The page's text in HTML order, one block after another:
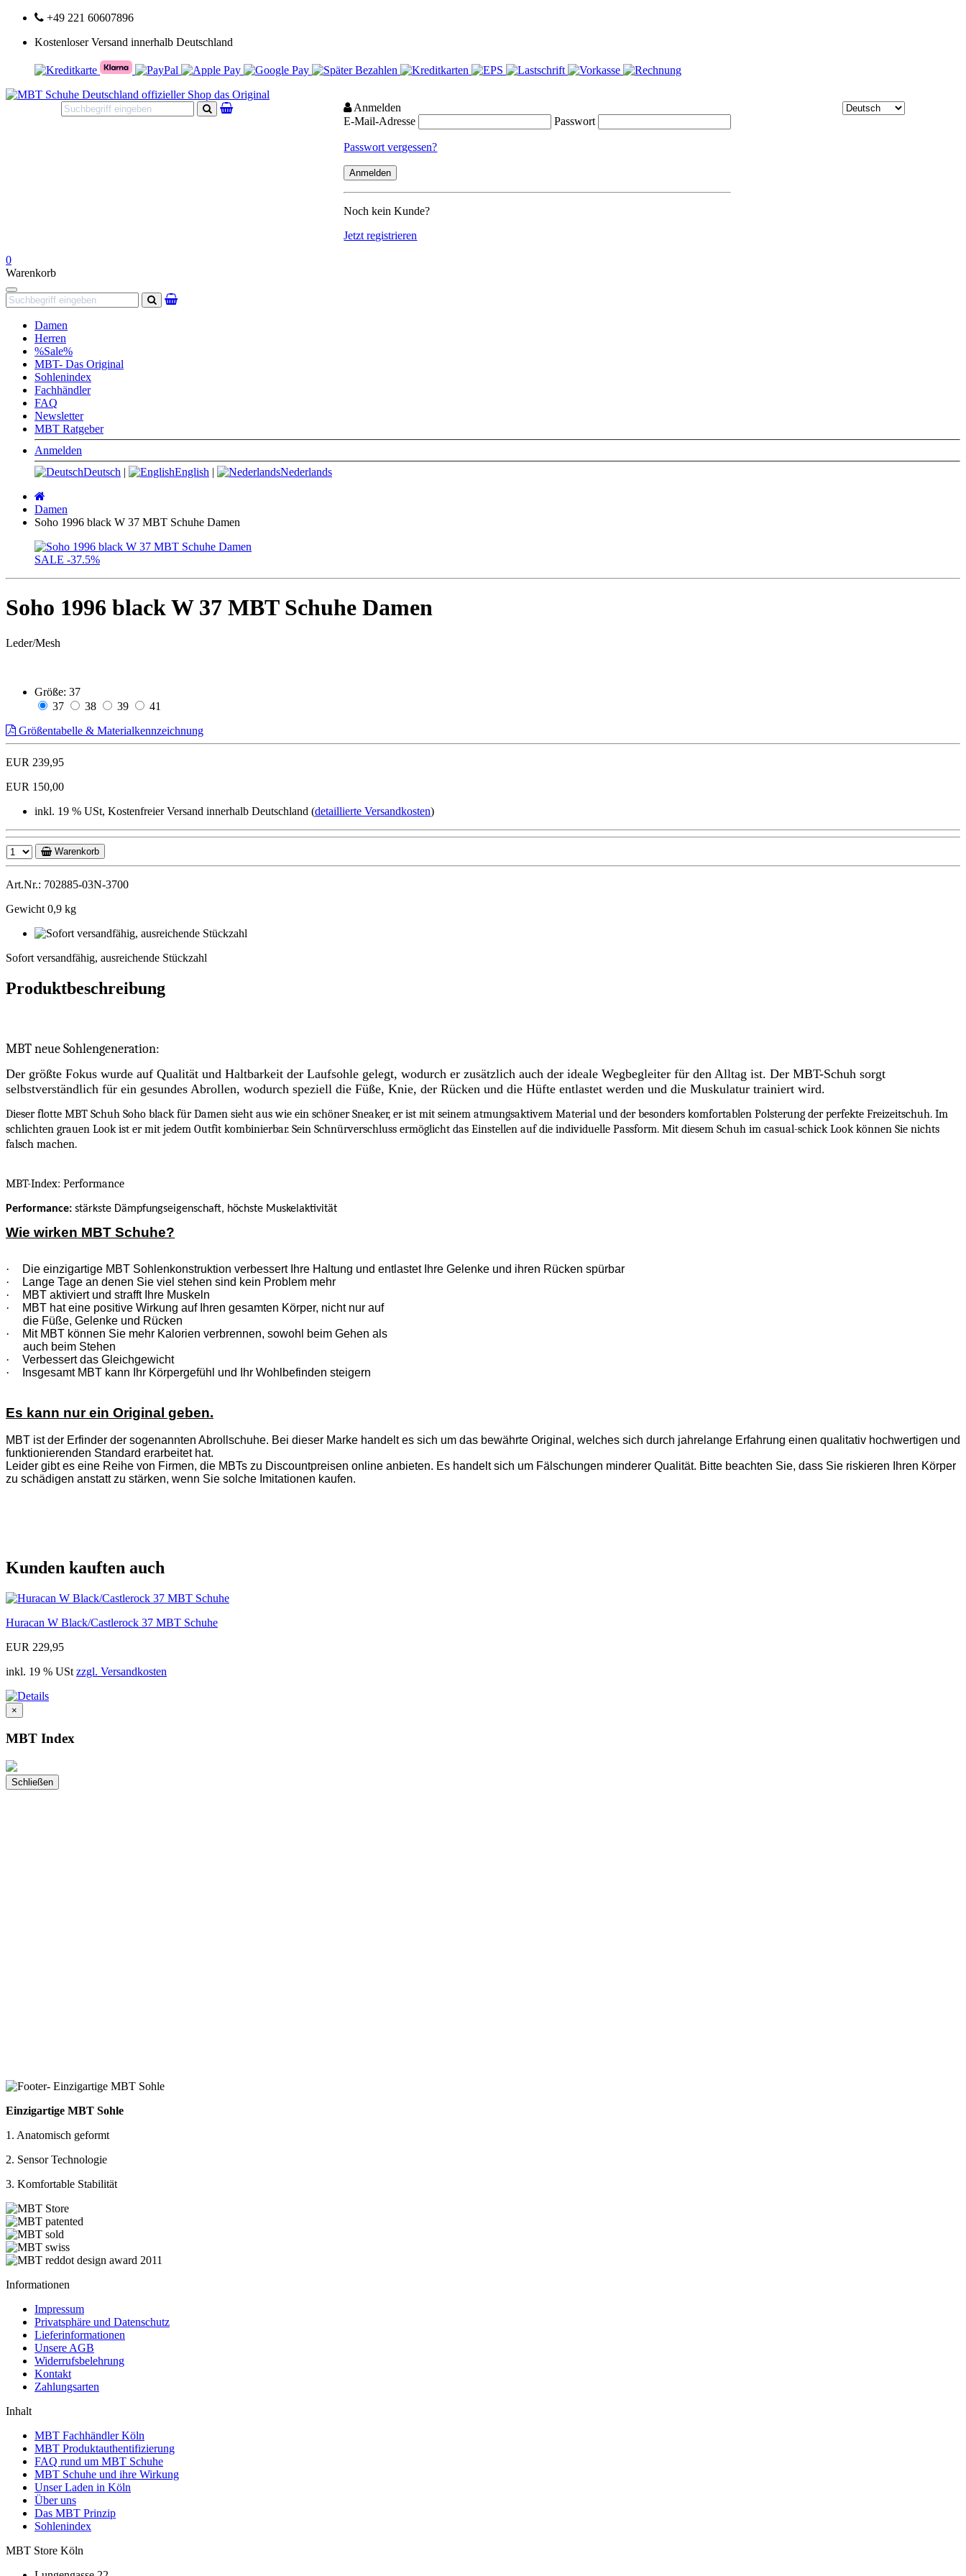
+49 221 60607896
Kostenloser Versand innerhalb Deutschland
Suchen
Anmelden
E-Mail-Adresse
Passwort
Passwort vergessen?
Noch kein Kunde?
Jetzt registrieren
0
Warenkorb
Navigation
Suchen
Damen
Herren
%Sale%
MBT- Das Original
Sohlenindex
Fachhändler
FAQ
Newsletter
MBT Ratgeber
Anmelden
Deutsch | English |
Nederlands
Damen
Soho 1996 black W 37 MBT Schuhe Damen
SALE -37.5%
Soho 1996 black W 37 MBT Schuhe Damen
Leder/Mesh
Größe: 37
37
38 39
41
Größentabelle & Materialkennzeichnung
EUR 239,95
EUR 150,00
inkl. 19 % USt, Kostenfreier Versand innerhalb Deutschland (detaillierte Versandkosten)
Warenkorb
Art.Nr.: 702885-03N-3700
Gewicht 0,9 kg
Sofort versandfähig, ausreichende Stückzahl
Produktbeschreibung
MBT neue Sohlengeneration:
Der größte Fokus wurde auf Qualität und Haltbarkeit der Laufsohle gelegt, wodurch er zusätzlich auch der ideale Wegbegleiter für den Alltag ist. Der MBT-Schuh sorgt
selbstverständlich für ein gesundes Abrollen, wodurch speziell die Füße, Knie, der Rücken und die Hüfte entlastet werden und die Muskulatur trainiert wird.
Dieser flotte MBT Schuh Soho black für Damen sieht aus wie ein schöner Sneaker, er ist mit seinem atmungsaktivem Material und der besonders komfortablen Polsterung der perfekte Freizeitschuh. Im
schlichten grauen Look ist er mit jedem Outfit kombinierbar. Sein Schnürverschluss ermöglicht das Einstellen auf die individuelle Passform. Mit diesem Schuh im casual-schick Look können Sie nichts
falsch machen.
MBT-Index: Performance
Performance: stärkste Dämpfungseigenschaft, höchste Muskelaktivität
Wie wirken MBT Schuhe?
·
Die einzigartige MBT Sohlenkonstruktion verbessert Ihre Haltung und entlastet Ihre Gelenke und ihren Rücken spürbar
·
Lange Tage an denen Sie viel stehen sind kein Problem mehr
·
MBT aktiviert und strafft Ihre Muskeln
·
MBT hat eine positive Wirkung auf Ihren gesamten Körper, nicht nur auf
die Füße, Gelenke und Rücken
·
Mit MBT können Sie mehr Kalorien verbrennen, sowohl beim Gehen als
auch beim Stehen
·
Verbessert das Gleichgewicht
·
Insgesamt MBT kann Ihr Körpergefühl und Ihr Wohlbefinden steigern
Es kann nur ein Original geben.
MBT ist der Erfinder der sogenannten Abrollschuhe. Bei dieser Marke handelt es sich um das bewährte Original, welches sich durch jahrelange Erfahrung einen qualitativ hochwertigen und
funktionierenden Standard erarbeitet hat.
Leider gibt es eine Reihe von Firmen, die MBTs zu Discountpreisen online anbieten. Es handelt sich um Fälschungen minderer Qualität. Bitte beachten Sie, dass Sie riskieren Ihren Körper
zu schädigen anstatt zu stärken, wenn Sie solche Imitationen kaufen.
Kunden kauften auch
Huracan W Black/Castlerock 37 MBT Schuhe
EUR 229,95
inkl. 19 % USt zzgl. Versandkosten
×
MBT Index
Schließen
Einzigartige MBT Sohle
1. Anatomisch geformt
2. Sensor Technologie
3. Komfortable Stabilität
Informationen
Impressum
Privatsphäre und Datenschutz
Lieferinformationen
Unsere AGB
Widerrufsbelehrung
Kontakt
Zahlungsarten
Inhalt
MBT Fachhändler Köln
MBT Produktauthentifizierung
FAQ rund um MBT Schuhe
MBT Schuhe und ihre Wirkung
Unser Laden in Köln
Über uns
Das MBT Prinzip
Sohlenindex
MBT Store Köln